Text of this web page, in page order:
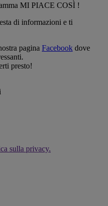
MI PIACE COSÌ !
di informazioni e ti
pagina Facebook dove
presto!
sulla privacy.